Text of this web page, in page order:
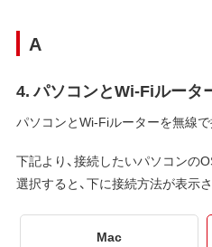
A
4. パソコンとWi-Fiルータ
パソコンとWi-Fiルーターを無線で
下記より、接続したいパソコンの
選択すると、下に接続方法が表示さ
Mac